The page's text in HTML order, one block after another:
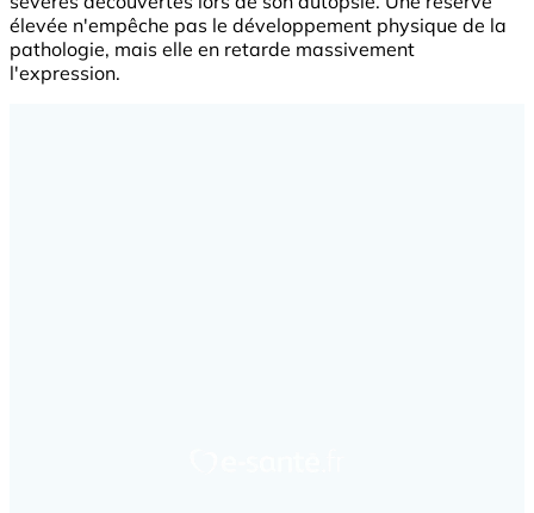
élevée n'empêche pas le développement physique de la
pathologie, mais elle en retarde massivement
l'expression.